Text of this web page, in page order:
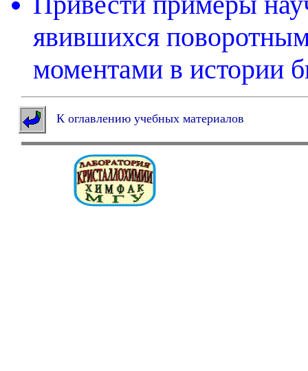
явившихся
моментами в истории
К оглавлению учебных материалов